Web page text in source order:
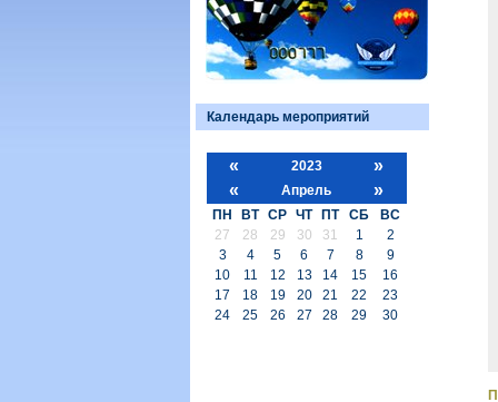
Календарь мероприятий
« 2023
»
«
Апрель »
ПН ВТ СР ЧТ ПТ СБ
ВС
27
28 29 30 31 1
2
3
4 5 6 7 8
9
10
11 12 13 14 15
16
17
18 19 20 21 22
23
24
25 26 27 28 29 30